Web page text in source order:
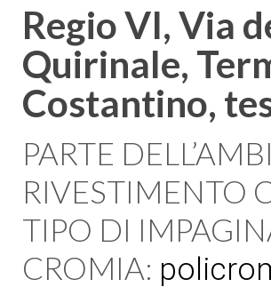
Regio VI, Via
Quirinale,
Costantino,
PARTE
RIVESTIMENTO
TIPO DI
CROMIA: